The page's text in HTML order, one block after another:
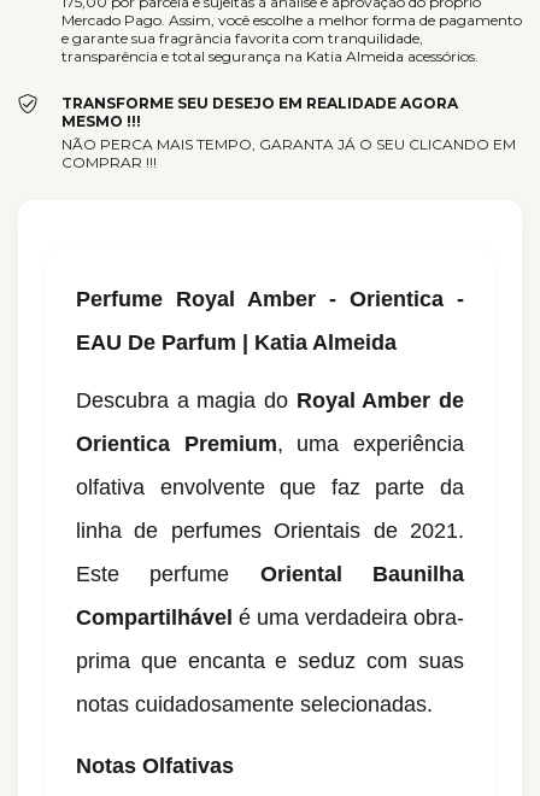
Mercado Pago. Assim, você escolhe a melhor forma de pagamento
e garante sua fragrância favorita com tranquilidade,
transparência e total segurança na Katia Almeida acessórios.
TRANSFORME SEU DESEJO EM REALIDADE AGORA
MESMO !!!
NÃO PERCA MAIS TEMPO, GARANTA JÁ O SEU CLICANDO EM
COMPRAR !!!
Perfume Royal Amber - Orientica -
EAU De Parfum | Katia Almeida
Descubra a magia do Royal Amber de
Orientica Premium, uma experiência
olfativa envolvente que faz parte da
linha de perfumes Orientais de 2021.
Este perfume Oriental Baunilha
Compartilhável é uma verdadeira obra-
prima que encanta e seduz com suas
notas cuidadosamente selecionadas.
Notas Olfativas